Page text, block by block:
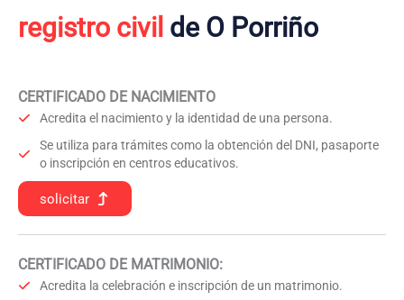
registro civil de O Porriño
CERTIFICADO DE NACIMIENTO
Acredita el nacimiento y la identidad de una persona.
Se utiliza para trámites como la obtención del DNI, pasaporte
o inscripción en centros educativos.
solicitar
CERTIFICADO DE MATRIMONIO:
Acredita la celebración e inscripción de un matrimonio.